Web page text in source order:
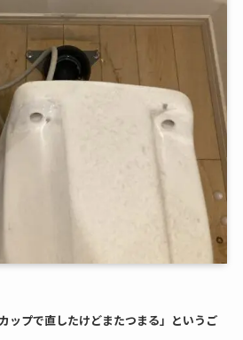
ップで直したけどまたつまる」というご